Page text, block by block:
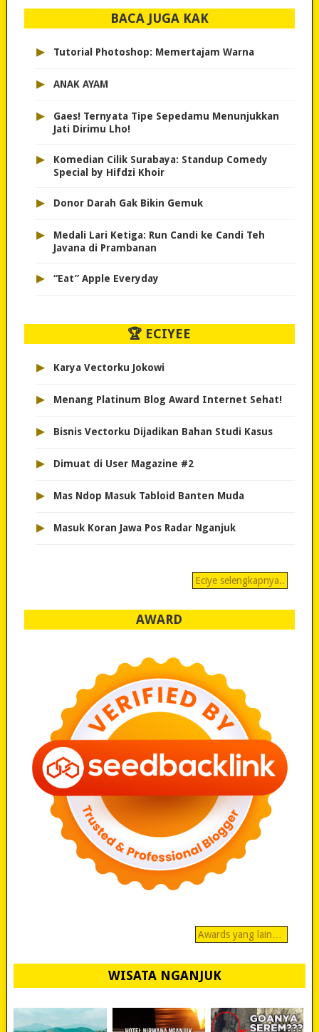
BACA JUGA KAK
▸ Tutorial Photoshop: Memertajam Warna
▸ ANAK AYAM
▸
Gaes! Ternyata Tipe Sepedamu Menunjukkan
Jati Dirimu Lho!
▸
Komedian Cilik Surabaya: Standup Comedy
Special by Hifdzi Khoir
▸ Donor Darah Gak Bikin Gemuk
▸
Medali Lari Ketiga: Run Candi ke Candi Teh
Javana di Prambanan
▸ “Eat” Apple Everyday
🏆 ECIYEE
▸ Karya Vectorku Jokowi
▸ Menang Platinum Blog Award Internet Sehat!
▸ Bisnis Vectorku Dijadikan Bahan Studi Kasus
▸ Dimuat di User Magazine #2
▸ Mas Ndop Masuk Tabloid Banten Muda
▸ Masuk Koran Jawa Pos Radar Nganjuk
Eciye selengkapnya..
AWARD
Awards yang lain…
WISATA NGANJUK